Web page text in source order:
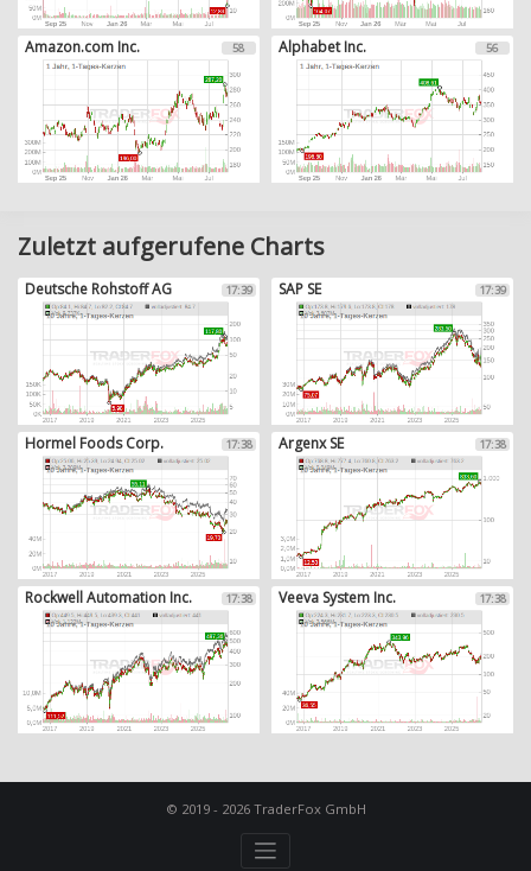
Amazon.com Inc. 58 Alphabet Inc. 56
Zuletzt aufgerufene Charts
Deutsche Rohstoff AG 17:39 SAP SE 17:39
Hormel Foods Corp. 17:38 Argenx SE 17:38
Rockwell Automation Inc. 17:38 Veeva System Inc. 17:38
© 2019 - 2026 TraderFox GmbH